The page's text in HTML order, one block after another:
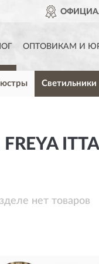
ОПТОВИКАМ И
Светильники
нет товаров